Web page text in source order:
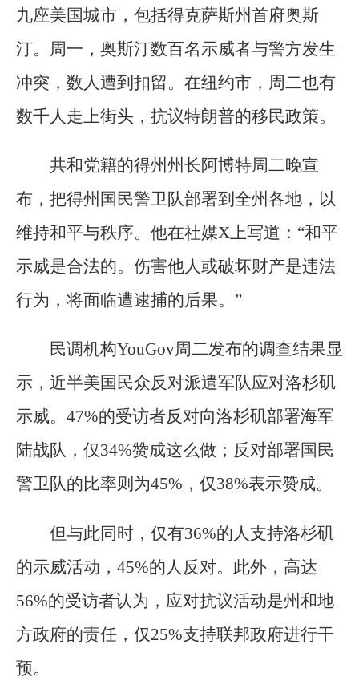
九座美国城市，包括得克萨斯州首府奥斯
汀。周一，奥斯汀数百名示威者与警方发生
冲突，数人遭到扣留。在纽约市，周二也有
数千人走上街头，抗议特朗普的移民政策。
共和党籍的得州州长阿博特周二晚宣
布，把得州国民警卫队部署到全州各地，以
维持和平与秩序。他在社媒X上写道：“和平
示威是合法的。伤害他人或破坏财产是违法
行为，将面临遭逮捕的后果。”
民调机构YouGov周二发布的调查结果显
示，近半美国民众反对派遣军队应对洛杉矶
示威。47%的受访者反对向洛杉矶部署海军
陆战队，仅34%赞成这么做；反对部署国民
警卫队的比率则为45%，仅38%表示赞成。
但与此同时，仅有36%的人支持洛杉矶
的示威活动，45%的人反对。此外，高达
56%的受访者认为，应对抗议活动是州和地
方政府的责任，仅25%支持联邦政府进行干
预。